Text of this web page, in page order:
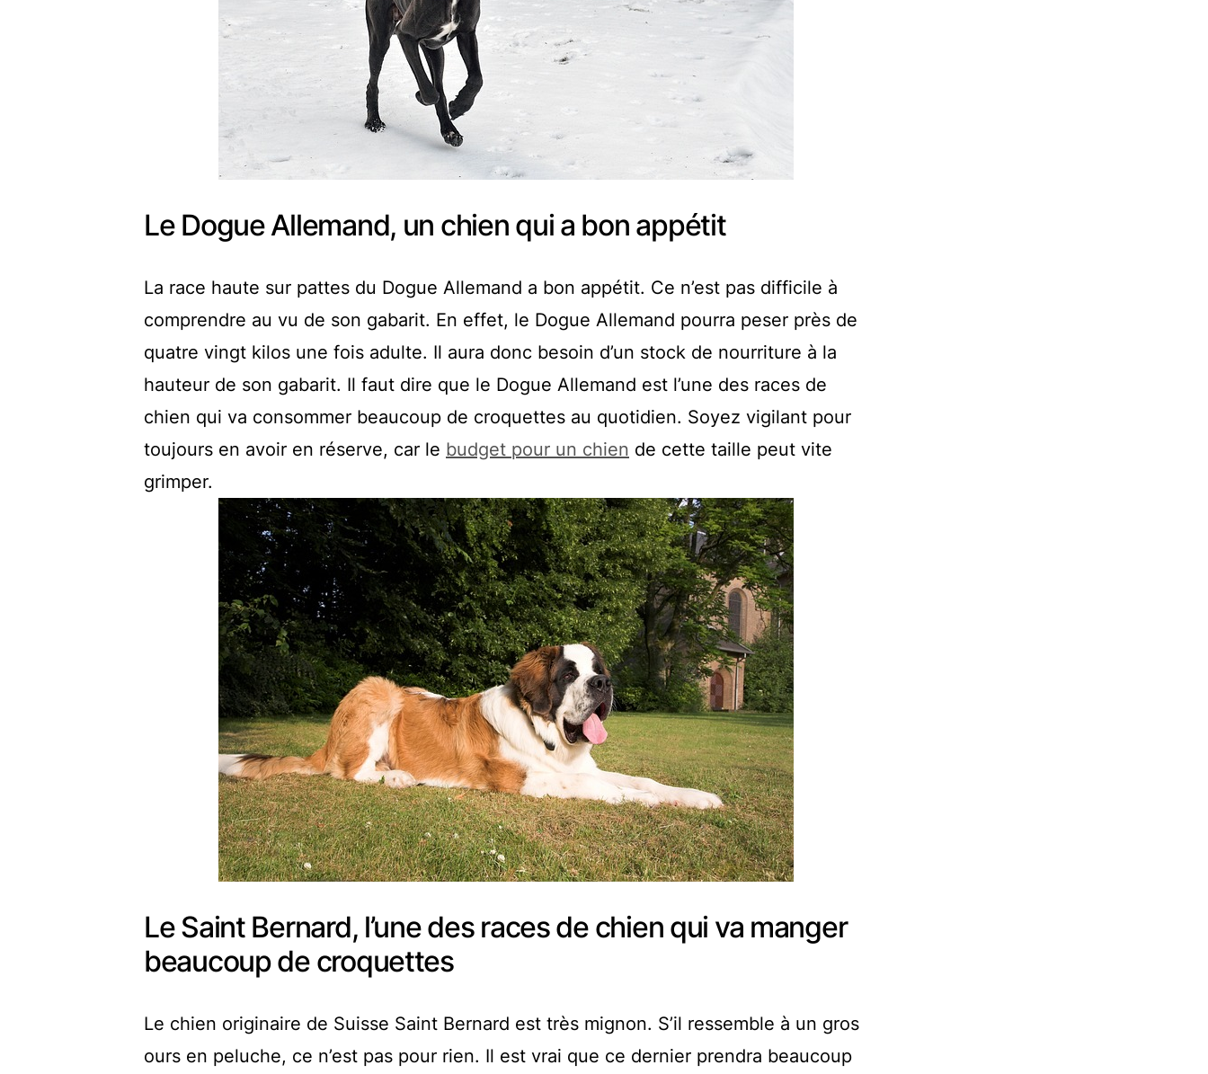
Le Dogue Allemand, un chien qui a bon appétit
La race haute sur pattes du Dogue Allemand a bon appétit. Ce n’est pas difficile à
comprendre au vu de son gabarit. En effet, le Dogue Allemand pourra peser près de
quatre vingt kilos une fois adulte. Il aura donc besoin d’un stock de nourriture à la
hauteur de son gabarit. Il faut dire que le Dogue Allemand est l’une des races de
chien qui va consommer beaucoup de croquettes au quotidien. Soyez vigilant pour
toujours en avoir en réserve, car le budget pour un chien de cette taille peut vite
grimper.
Le Saint Bernard, l’une des races de chien qui va manger
beaucoup de croquettes
Le chien originaire de Suisse Saint Bernard est très mignon. S’il ressemble à un gros
ours en peluche, ce n’est pas pour rien. Il est vrai que ce dernier prendra beaucoup